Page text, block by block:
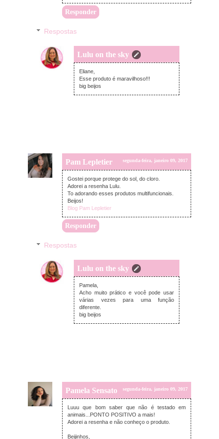
Responder
Respostas
Lulu on the sky
terça-feira, janeiro 10, 2017
Eliane,
Esse produto é maravilhoso!!!
big beijos
Pam Lepletier segunda-feira, janeiro 09, 2017
Gostei porque protege do sol, do cloro.
Adorei a resenha Lulu.
To adorando esses produtos multifuncionais.
Beijos!
Blog Pam Lepletier
Responder
Respostas
Lulu on the sky
terça-feira, janeiro 10, 2017
Pamela,
Acho muito prático e você pode usar
várias vezes para uma função
diferente.
big beijos
Pamela Sensato segunda-feira, janeiro 09, 2017
Luuu que bom saber que não é testado em
animais...PONTO POSITIVO a mais!
Adorei a resenha e não conheço o produto.
Beijinhos,